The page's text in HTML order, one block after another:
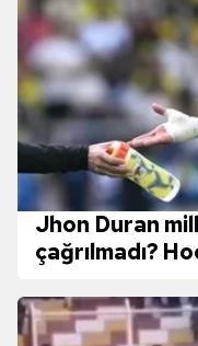
Jhon Duran
çağrılmadı?